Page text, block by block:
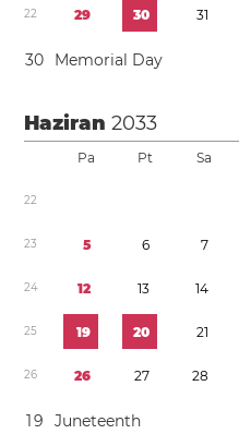
22 29 30 31
30 Memorial Day
Haziran2033
Pa Pt Sa
22
23 5 6 7
24 12 13 14
25 19 20 21
26 26 27 28
19
Juneteenth